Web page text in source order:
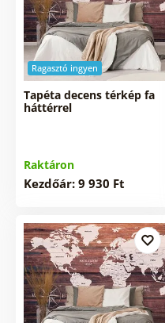
Ragasztó ingyen
Tapéta decens térkép fa
háttérrel
Raktáron
Kezdőár: 9 930 Ft